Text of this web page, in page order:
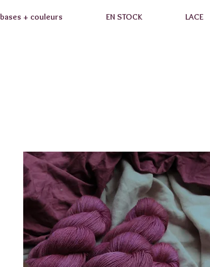
bases + couleurs EN STOCK LACE